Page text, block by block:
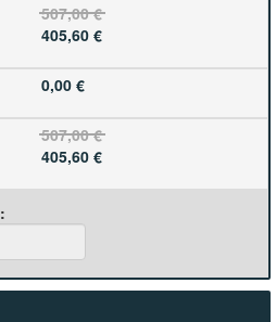
507,00 €
405,60 €
0,00 €
507,00 €
405,60 €
: